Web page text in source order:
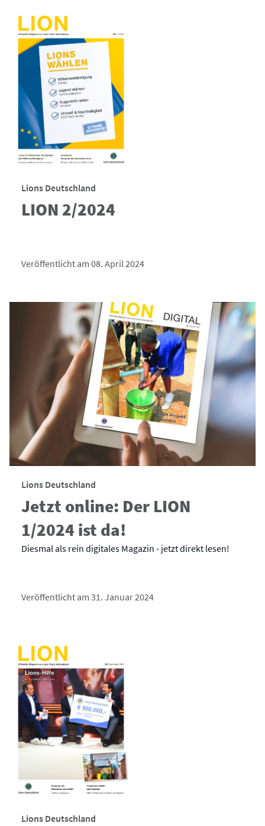
Lions Deutschland
LION 2/2024
Veröffentlicht am 08. April 2024
Lions Deutschland
Jetzt online: Der LION
1/2024 ist da!
Diesmal als rein digitales Magazin - jetzt direkt lesen!
Veröffentlicht am 31. Januar 2024
Lions Deutschland